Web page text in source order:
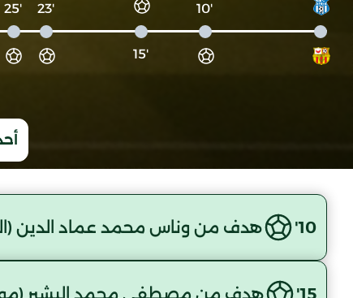
'10
'15
'23
'25
10' هدف من وناس محمد عماد الدين
15' هدف من مصطفى محمد البشير